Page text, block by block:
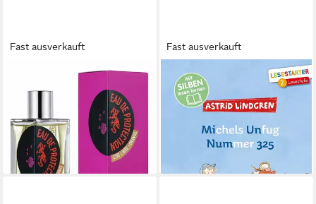
Fast ausverkauft
ETAT LIBRE D'ORANGE
Eau de Parfum ETAT LIBRE D
ORANGER Eau de Protection
ab 92,90 €
(929,00 €/ 1 l)
lieferbar - in 8-10 Werktagen bei
dir
Fast ausverkauft
Michels Unfug Nummer 325 /
Astrid Lindgren
10,00 €
lieferbar - in 2-3 Werktagen bei dir